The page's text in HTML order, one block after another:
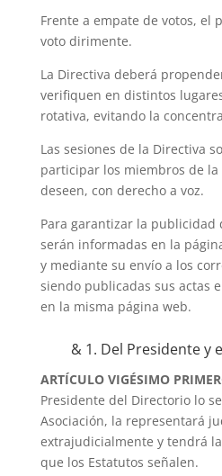
Frente a empate de votos, el
voto dirimente.
La Directiva deberá
verifiquen en distintos
rotativa, evitando la
Las sesiones de la Directiva
participar los miembros de la
deseen, con derecho a voz.
Para garantizar la publicidad
serán informadas en la
y mediante su envío a los
siendo publicadas sus actas
en la misma página web.
& 1. Del Presidente y
ARTÍCULO VIGÉSIMO
Presidente del Directorio lo
Asociación, la representará
extrajudicialmente y tendrá
que los Estatutos señalen.